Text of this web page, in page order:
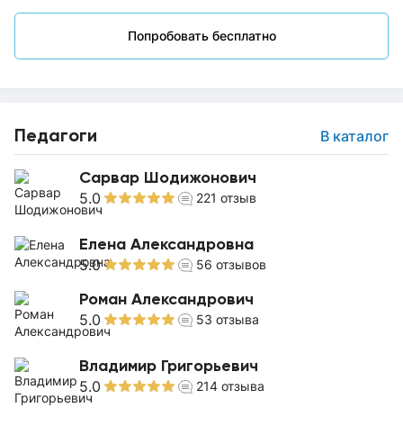
Попробовать бесплатно
Педагоги В каталог
Сарвар Шодижонович
5.0 221 отзыв
Елена Александровна
5.0 56 отзывов
Роман Александрович
5.0 53 отзыва
Владимир Григорьевич
5.0 214 отзыва